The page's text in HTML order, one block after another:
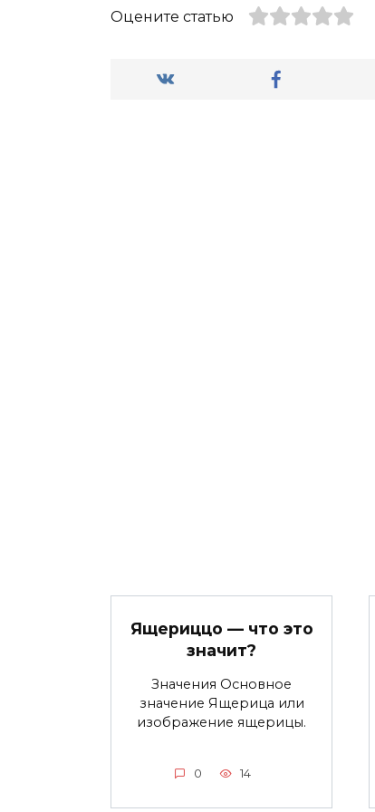
Оцените статью
Ящериццо — что это
значит?
Значения Основное
значение Ящерица или
изображение ящерицы.
0 14